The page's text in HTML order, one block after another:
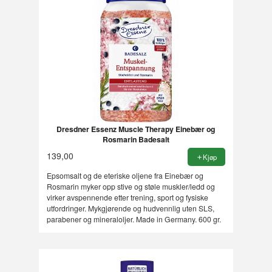
Dresdner Essenz Muscle Therapy Einebær og
Rosmarin Badesalt
139,00 Kjøp
Epsomsalt og de eteriske oljene fra Einebær og
Rosmarin myker opp stive og støle muskler/ledd og
virker avspennende etter trening, sport og fysiske
utfordringer. Mykgjørende og hudvennlig uten SLS,
parabener og mineraloljer. Made in Germany. 600 gr.